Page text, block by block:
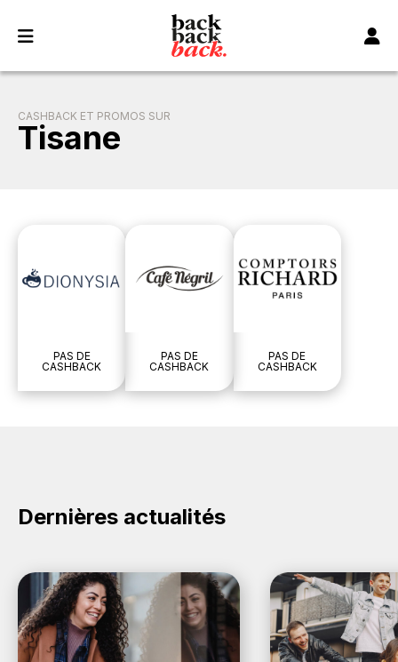
CASHBACK ET PROMOS SUR
Tisane
PAS DE
CASHBACK
PAS DE
CASHBACK
PAS DE
CASHBACK
Dernières actualités